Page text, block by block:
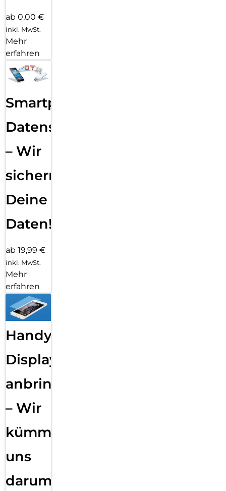
ab 0,00 €
inkl. MwSt.
Mehr
erfahren
Smartphone
Datensicherung
– Wir
sichern
Deine
Daten!
ab 19,99 €
inkl. MwSt.
Mehr
erfahren
Handy
Displayfolie
anbringen
– Wir
kümmern
uns
darum!